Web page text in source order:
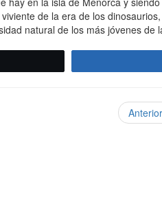
de la era de los
natural de los más jóvenes de
Anterior